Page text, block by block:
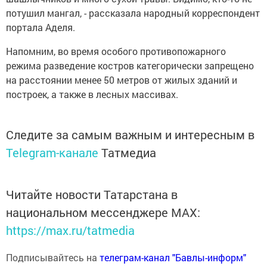
потушил мангал, - рассказала народный корреспондент
портала Аделя.
Напомним, во время особого противопожарного
режима разведение костров категорически запрещено
на расстоянии менее 50 метров от жилых зданий и
построек, а также в лесных массивах.
Следите за самым важным и интересным в
Telegram-канале Татмедиа
Читайте новости Татарстана в
национальном мессенджере MАХ:
https://max.ru/tatmedia
Подписывайтесь на телеграм-канал "Бавлы-информ"